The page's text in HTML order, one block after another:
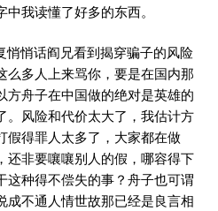
我读懂了好多的东西。
悄悄话阎兄看到揭穿骗子的风险
么多人上来骂你，要是在国内那
方舟子在中国做的绝对是英雄的
。风险和代价太大了，我估计方
假得罪人太多了，大家都在做
还非要嚷嚷别人的假，哪容得下
这种得不偿失的事？舟子也可谓
成不通人情世故那已经是良言相